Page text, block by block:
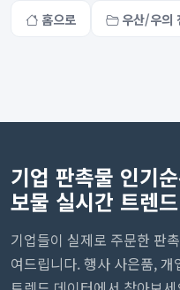
홈으로 우산/우의
기업 판촉물 인기
보물 실시간 트렌드
기업들이 실제로 주문한 판
여드립니다. 행사 사은품,